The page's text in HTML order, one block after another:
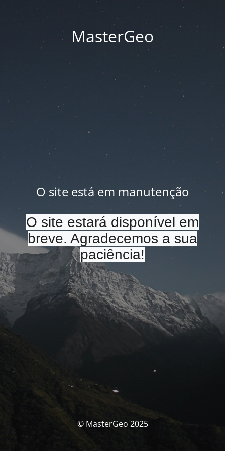
MasterGeo
O site está em manutenção
O site estará disponível em
breve. Agradecemos a sua
paciência!
© MasterGeo 2025